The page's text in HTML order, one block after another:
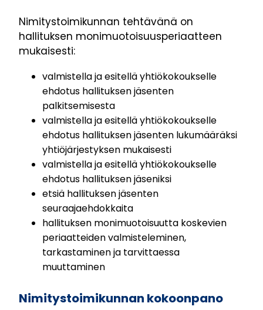
Nimitystoimikunnan tehtävänä on
hallituksen monimuotoisuusperiaatteen
mukaisesti:
valmistella ja esitellä yhtiökokoukselle
ehdotus hallituksen jäsenten
palkitsemisesta
valmistella ja esitellä yhtiökokoukselle
ehdotus hallituksen jäsenten lukumääräksi
yhtiöjärjestyksen mukaisesti
valmistella ja esitellä yhtiökokoukselle
ehdotus hallituksen jäseniksi
etsiä hallituksen jäsenten
seuraajaehdokkaita
hallituksen monimuotoisuutta koskevien
periaatteiden valmisteleminen,
tarkastaminen ja tarvittaessa
muuttaminen
Nimitystoimikunnan kokoonpano